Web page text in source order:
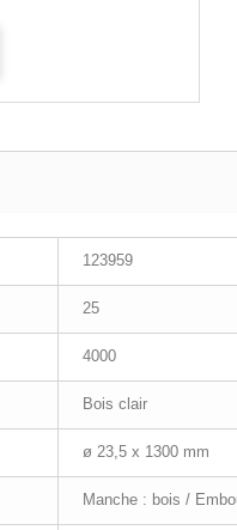
123959
25
4000
Bois clair
ø 23,5 x 1300 mm
Manche : bois /